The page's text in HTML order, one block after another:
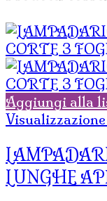
Aggiungi alla
LUNGHE